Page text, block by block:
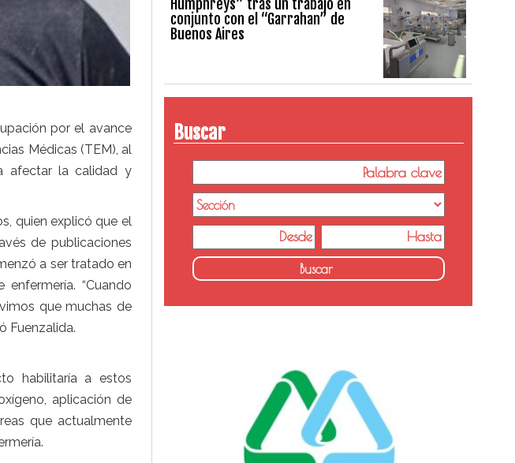
por el avance
Médicas (TEM), al
afectar la calidad y
quien explicó que el
de publicaciones
a ser tratado en
“Cuando
que muchas de
Fuenzalida.
habilitaría a estos
aplicación de
que actualmente
Humphreys” tras un trabajo en
conjunto con el “Garrahan” de
Buenos Aires
Buscar